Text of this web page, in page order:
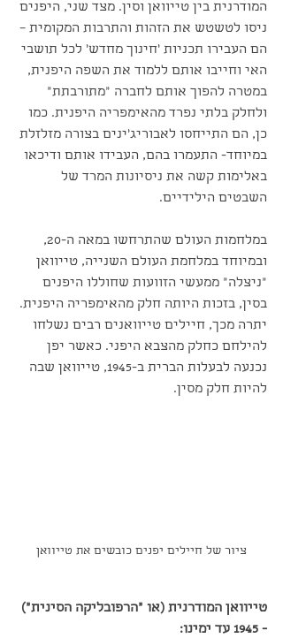
המודרנית בין טייוואן וסין. מצד שני, היפנים
ניסו לטשטש את הזהות והתרבות המקומית –
הם העבירו תכניות 'חינוך מחדש' לכל תושבי
האי וחייבו אותם ללמוד את השפה היפנית,
במטרה להפוך אותם לחברה "מתורבתת"
ולחלק בלתי נפרד מהאימפריה היפנית. כמו
כן, הם התייחסו לאבוריג'ינים בצורה מזלזלת
במיוחד- התעמרו בהם, העבידו אותם ודיכאו
באלימות קשה את ניסיונות המרד של
השבטים הילידיים.
במלחמות העולם שהתרחשו במאה ה-20,
ובמיוחד במלחמת העולם השנייה, טייוואן
"ניצלה" ממעשי הזוועות שחוללו היפנים
בסין, בזכות היותה חלק מהאימפריה היפנית.
יתרה מכך, חיילים טייוואנים רבים נשלחו
להילחם כחלק מהצבא היפני. כאשר יפן
נכנעה לבעלות הברית ב-1945, טייוואן שבה
להיות חלק מסין.
ציור של חיילים יפנים כובשים את טייוואן
טייוואן המודרנית (או "הרפובליקה הסינית")
- 1945 עד ימינו: